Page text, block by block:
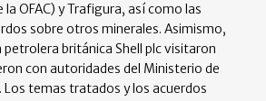
la OFAC) y Trafigura, así como las
sobre otros minerales. Asimismo,
británica Shell plc visitaron
con autoridades del Ministerio de
Los temas tratados y los acuerdos